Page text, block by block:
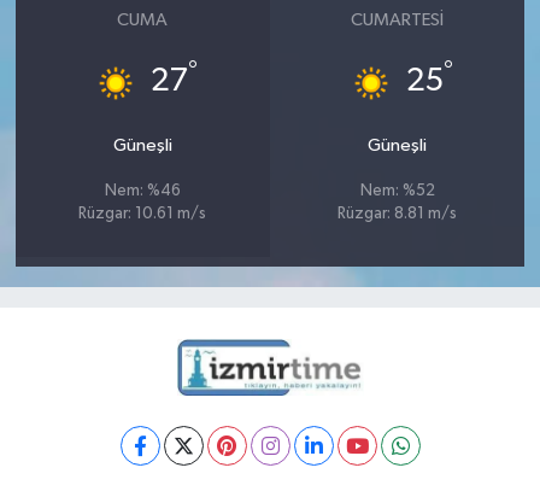
CUMA
27°
Güneşli
Nem: %46
Rüzgar: 10.61 m/s
CUMARTESI
25°
Güneşli
Nem: %52
Rüzgar: 8.81 m/s